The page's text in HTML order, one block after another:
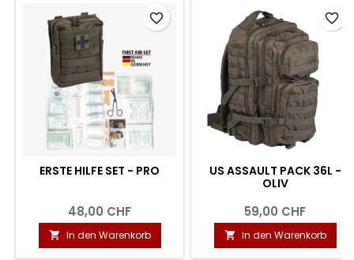
ERSTE HILFE SET - PRO
48,00 CHF
 In den Warenkorb
favorite_border
US ASSAULT PACK 36L -
OLIV
59,00 CHF
 In den Warenkorb
favorite_border